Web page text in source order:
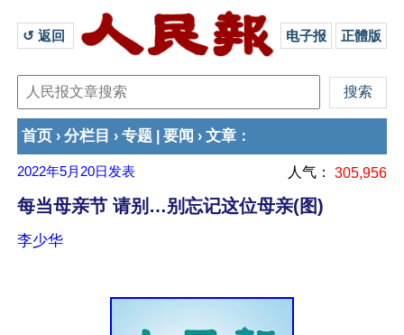
↺ 返回 电子报 正體版
首页 › 分栏目 › 专题 要闻 › 文章 ：
2022年5月20日 发表 人气： 305,956
每当母亲节 请别…别忘记这位母亲(图)
李少华